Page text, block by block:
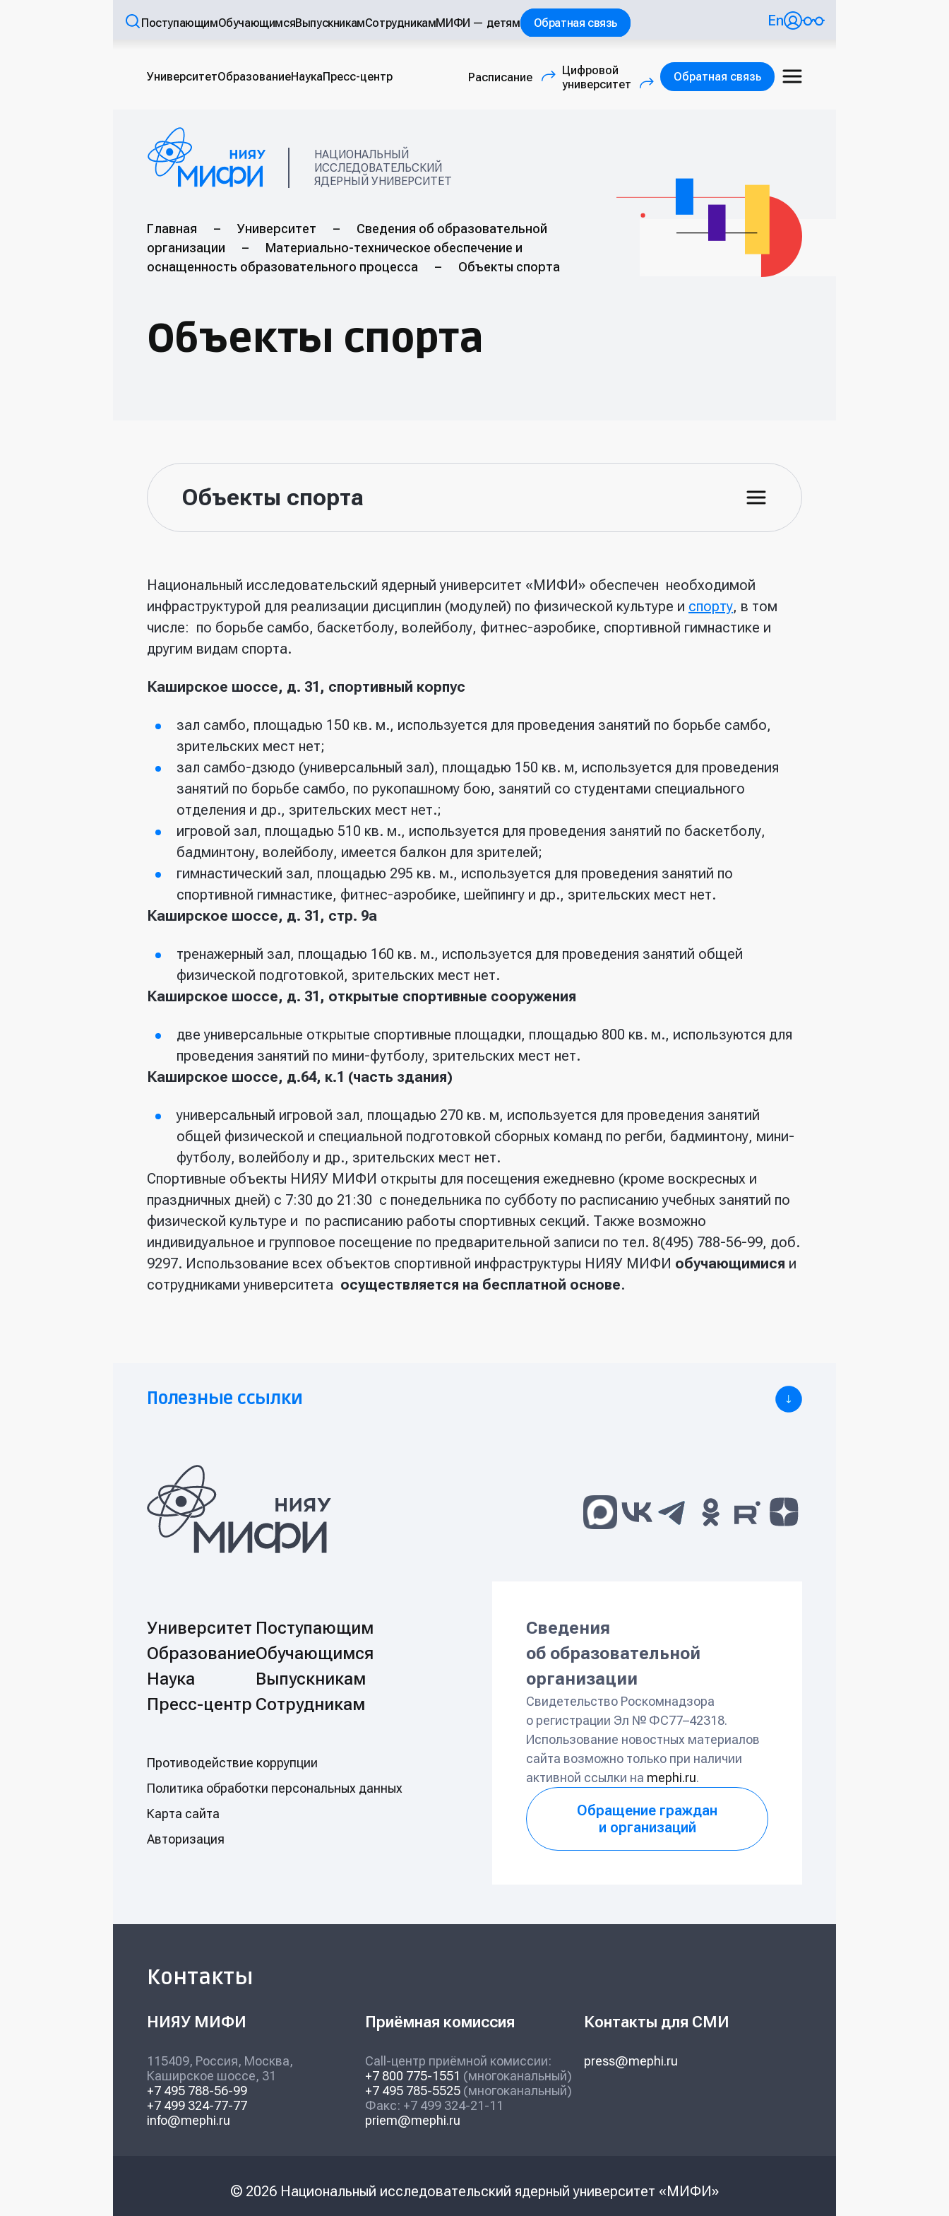
ПоступающимОбучающимсяВыпускникамСотрудникамМИФИ — детям Обратная связь En
УниверситетОбразованиеНаукаПресс-центр Расписание (внешняя ссылка)
Цифровой
университет
(внешняя ссылка)
Обратная связь
НАЦИОНАЛЬНЫЙ
ИССЛЕДОВАТЕЛЬСКИЙ
ЯДЕРНЫЙ УНИВЕРСИТЕТ
Главная – Университет –
Сведения об образовательной
организации
–
Материально-техническое обеспечение и
оснащенность образовательного процесса
– Объекты спорта
Объекты спорта
Национальный исследовательский ядерный университет «МИФИ» обеспечен необходимой
инфраструктурой для реализации дисциплин (модулей) по физической культуре и спорту, в том
числе: по борьбе самбо, баскетболу, волейболу, фитнес-аэробике, спортивной гимнастике и
другим видам спорта.
Каширское шоссе, д. 31, спортивный корпус
зал самбо, площадью 150 кв. м., используется для проведения занятий по борьбе самбо,
зрительских мест нет;
зал самбо-дзюдо (универсальный зал), площадью 150 кв. м, используется для проведения
занятий по борьбе самбо, по рукопашному бою, занятий со студентами специального
отделения и др., зрительских мест нет.;
игровой зал, площадью 510 кв. м., используется для проведения занятий по баскетболу,
бадминтону, волейболу, имеется балкон для зрителей;
гимнастический зал, площадью 295 кв. м., используется для проведения занятий по
спортивной гимнастике, фитнес-аэробике, шейпингу и др., зрительских мест нет.
Каширское шоссе, д. 31, стр. 9а
тренажерный зал, площадью 160 кв. м., используется для проведения занятий общей
физической подготовкой, зрительских мест нет.
Каширское шоссе, д. 31, открытые спортивные сооружения
две универсальные открытые спортивные площадки, площадью 800 кв. м., используются для
проведения занятий по мини-футболу, зрительских мест нет.
Каширское шоссе, д.64, к.1 (часть здания)
универсальный игровой зал, площадью 270 кв. м, используется для проведения занятий
общей физической и специальной подготовкой сборных команд по регби, бадминтону, мини-
футболу, волейболу и др., зрительских мест нет.
Спортивные объекты НИЯУ МИФИ открыты для посещения ежедневно (кроме воскресных и
праздничных дней) с 7:30 до 21:30 с понедельника по субботу по расписанию учебных занятий по
физической культуре и по расписанию работы спортивных секций. Также возможно
индивидуальное и групповое посещение по предварительной записи по тел. 8(495) 788-56-99, доб.
9297. Использование всех объектов спортивной инфраструктуры НИЯУ МИФИ обучающимися и
сотрудниками университета осуществляется на бесплатной основе.
Объекты спорта
Полезные ссылки
Университет
Образование
Наука
Пресс-центр
Поступающим
Обучающимся
Выпускникам
Сотрудникам
Противодействие коррупции
Политикa обработки персональных данных
Карта сайта
Авторизация
Сведения
об образовательной
организации
Свидетельство Роскомнадзора
о регистрации Эл № ФС77–42318.
Использование новостных материалов
сайта возможно только при наличии
активной ссылки на mephi.ru.
Обращение граждан
и организаций
Контакты
НИЯУ МИФИ
115409, Россия, Москва,
Каширское шоссе, 31
+7 495 788-56-99
+7 499 324-77-77
info@mephi.ru
Приёмная комиссия
Call-центр приёмной комиссии:
+7 800 775-1551 (многоканальный)
+7 495 785-5525 (многоканальный)
Факс: +7 499 324-21-11
priem@mephi.ru
Контакты для СМИ
press@mephi.ru
© 2026 Национальный исследовательский ядерный университет «МИФИ»